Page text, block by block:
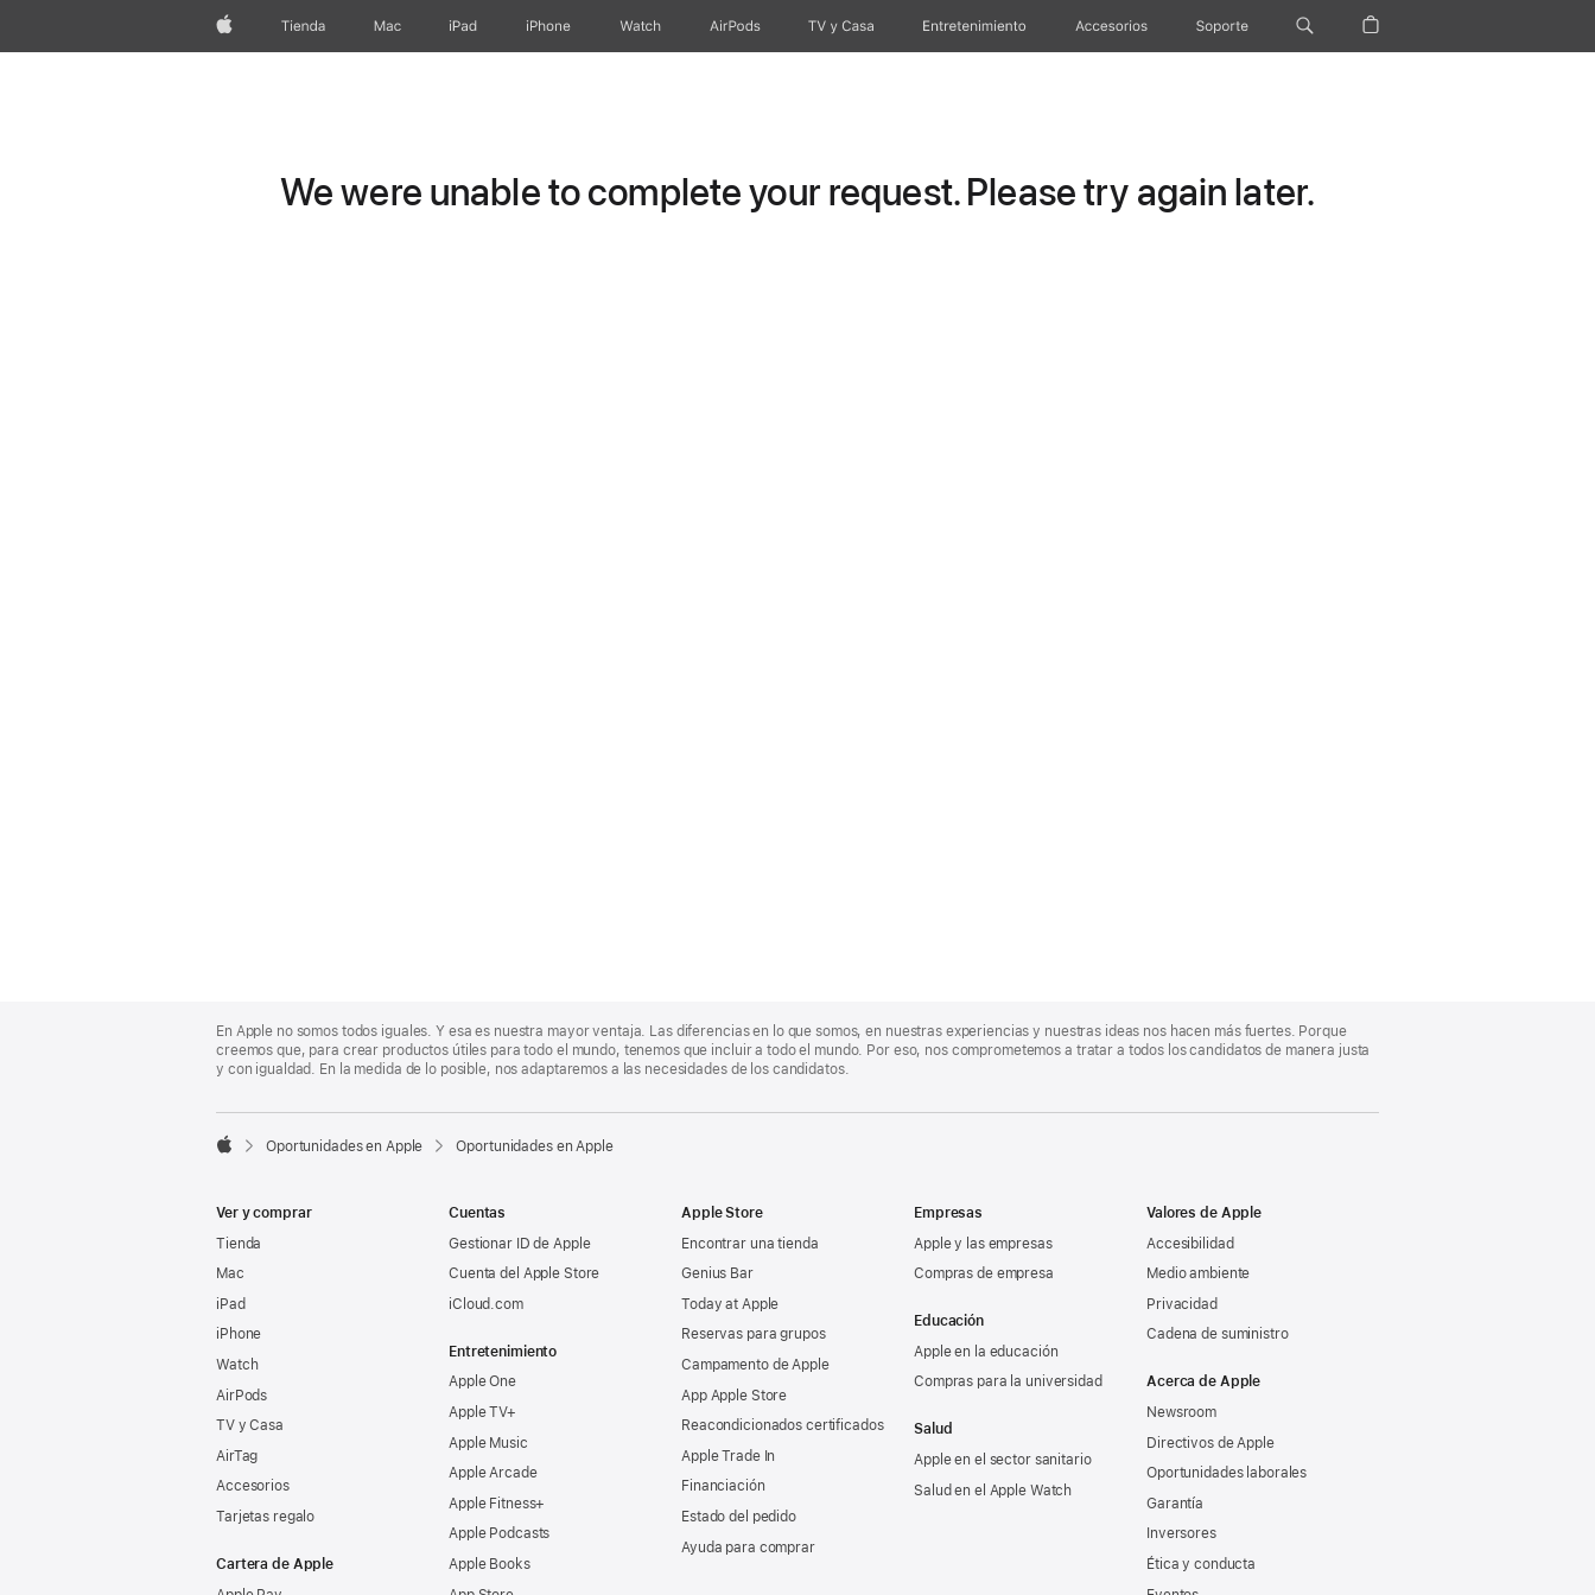
AppleTienda Mac iPad iPhone Watch AirPods TV y Casa Entretenimiento Accesorios Soporte
We were unable to complete your request. Please try again later.
Footer
En Apple no somos todos iguales. Y esa es nuestra mayor ventaja. Las diferencias en lo que somos, en nuestras experiencias y nuestras ideas nos hacen más fuertes. Porque
creemos que, para crear productos útiles para todo el mundo, tenemos que incluir a todo el mundo. Por eso, nos comprometemos a tratar a todos los candidatos de manera justa
y con igualdad. En la medida de lo posible, nos adaptaremos a las necesidades de los candidatos.

Oportunidades en Apple Oportunidades en Apple
Ver y comprar
Tienda
Mac
iPad
iPhone
Watch
AirPods
TV y Casa
AirTag
Accesorios
Tarjetas regalo
Cartera de Apple
Cuentas
Gestionar ID de Apple
Cuenta del Apple Store
iCloud.com
Entretenimiento
Apple One
Apple TV+
Apple Music
Apple Arcade
Apple Fitness+
Apple Podcasts
Apple Books
Apple Store
Encontrar una tienda
Genius Bar
Today at Apple
Reservas para grupos
Campamento de Apple
App Apple Store
Reacondicionados certificados
Apple Trade In
Financiación
Estado del pedido
Ayuda para comprar
Empresas
Apple y las empresas
Compras de empresa
Educación
Apple en la educación
Compras para la universidad
Salud
Apple en el sector sanitario
Salud en el Apple Watch
Valores de Apple
Accesibilidad
Medio ambiente
Privacidad
Cadena de suministro
Acerca de Apple
Newsroom
Directivos de Apple
Oportunidades laborales
Garantía
Inversores
Ética y conducta